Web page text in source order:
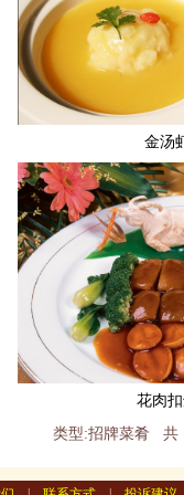
金汤
花肉
类型:招牌菜肴 共